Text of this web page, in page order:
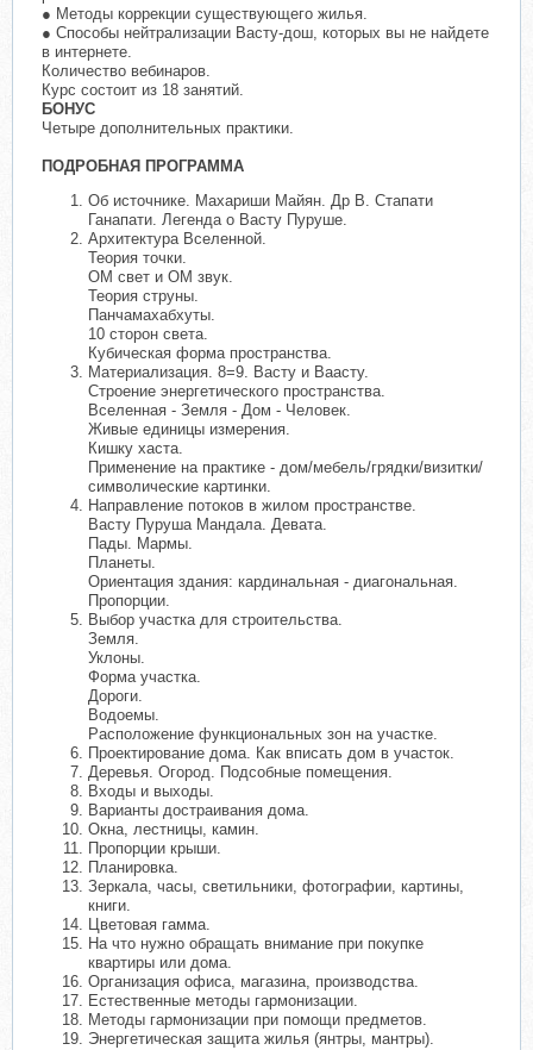
● Методы коррекции существующего жилья.
● Способы нейтрализации Васту-дош, которых вы не найдете
в интернете.
Количество вебинаров.
Курс состоит из 18 занятий.
БОНУС
Четыре дополнительных практики.
ПОДРОБНАЯ ПРОГРАММА
Об источнике. Махариши Майян. Др В. Стапати
Ганапати. Легенда о Васту Пуруше.
Архитектура Вселенной.
Теория точки.
ОМ свет и ОМ звук.
Теория струны.
Панчамахабхуты.
10 сторон света.
Кубическая форма пространства.
Материализация. 8=9. Васту и Ваасту.
Строение энергетического пространства.
Вселенная - Земля - Дом - Человек.
Живые единицы измерения.
Кишку хаста.
Применение на практике - дом/мебель/грядки/визитки/
символические картинки.
Направление потоков в жилом пространстве.
Васту Пуруша Мандала. Девата.
Пады. Мармы.
Планеты.
Ориентация здания: кардинальная - диагональная.
Пропорции.
Выбор участка для строительства.
Земля.
Уклоны.
Форма участка.
Дороги.
Водоемы.
Расположение функциональных зон на участке.
Проектирование дома. Как вписать дом в участок.
Деревья. Огород. Подсобные помещения.
Входы и выходы.
Варианты достраивания дома.
Окна, лестницы, камин.
Пропорции крыши.
Планировка.
Зеркала, часы, светильники, фотографии, картины,
книги.
Цветовая гамма.
На что нужно обращать внимание при покупке
квартиры или дома.
Организация офиса, магазина, производства.
Естественные методы гармонизации.
Методы гармонизации при помощи предметов.
Энергетическая защита жилья (янтры, мантры).